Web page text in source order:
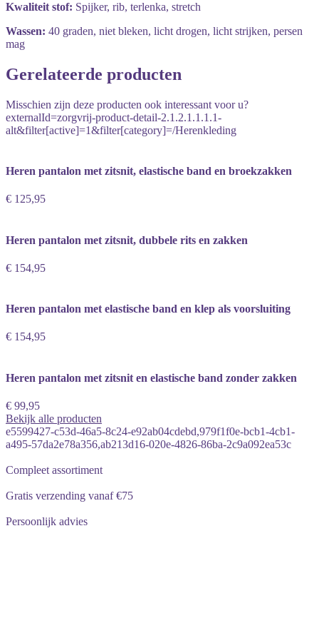
Kwaliteit stof: Spijker, rib, terlenka, stretch
Wassen: 40 graden, niet bleken, licht drogen, licht strijken, persen
mag
Gerelateerde producten
Misschien zijn deze producten ook interessant voor u?
externalId=zorgvrij-product-detail-2.1.2.1.1.1.1-
alt&filter[active]=1&filter[category]=/Herenkleding
Heren pantalon met zitsnit, elastische band en broekzakken
€ 125,95
Heren pantalon met zitsnit, dubbele rits en zakken
€ 154,95
Heren pantalon met elastische band en klep als voorsluiting
€ 154,95
Heren pantalon met zitsnit en elastische band zonder zakken
€ 99,95
Bekijk alle producten
e5599427-c53d-46a5-8c24-e92ab04cdebd,979f1f0e-bcb1-4cb1-
a495-57da2e78a356,ab213d16-020e-4826-86ba-2c9a092ea53c
Compleet assortiment
Gratis verzending vanaf €75
Persoonlijk advies